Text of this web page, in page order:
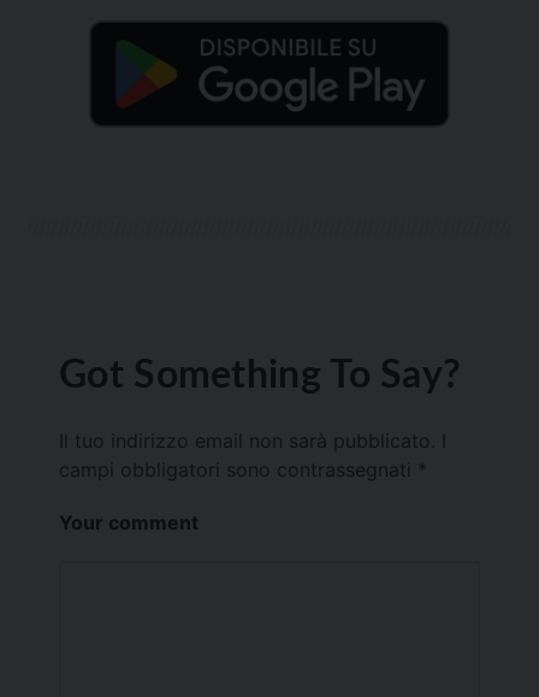
Got Something To Say?
Il tuo indirizzo email non sarà pubblicato.
campi obbligatori sono contrassegnati *
Your comment